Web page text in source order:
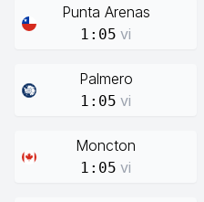
Punta Arenas
1:05 vi
Palmero
1:05 vi
Moncton
1:05 vi